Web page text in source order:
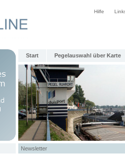
Hilfe
Start Pegelauswahl über Karte
Newsletter